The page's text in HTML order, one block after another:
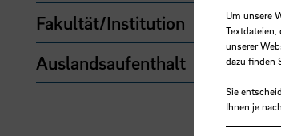
Fakultät/Institution
Auslandsaufenthalt
Um unsere
unserer
dazu finden
Sie
Ihnen je